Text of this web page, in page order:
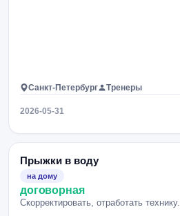
Санкт-Петербург Тренеры
2026-05-31
Прыжки в воду
на дому
договорная
Скорректировать, отработать технику.